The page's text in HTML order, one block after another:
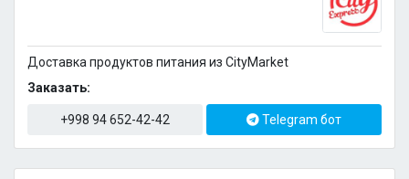
Доставка продуктов питания из CityMarket
Заказать:
+998 94 652-42-42 Telegram бот